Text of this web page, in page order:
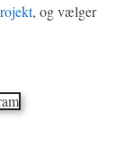
, og vælger